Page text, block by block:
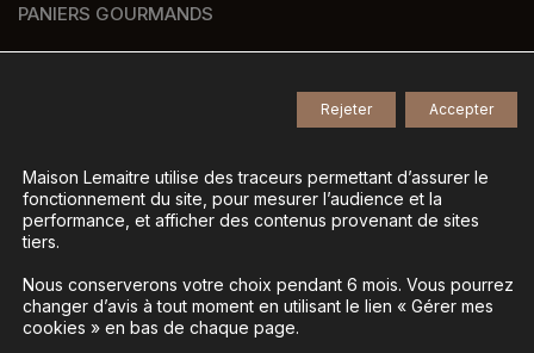
PANIERS GOURMANDS
NOS MARQUES
© 2026 Tous droits réservés -
Agence de communication Nantes B17-
Mentions légales-
Gérer mes cookies
Maison Lemaitre utilise des traceurs permettant d’assurer le
fonctionnement du site, pour mesurer l’audience et la
performance, et afficher des contenus provenant de sites
tiers.
Nous conserverons votre choix pendant 6 mois. Vous pourrez
changer d’avis à tout moment en utilisant le lien « Gérer mes
cookies » en bas de chaque page.
Accepter
Rejeter